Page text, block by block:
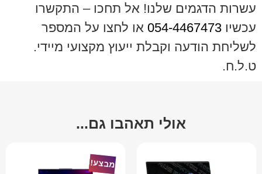
עשרות הדגמים שלנו! אל תחכו – התקשרו
עכשיו 054-4467473 או לחצו על המספר
לשליחת הודעה וקבלת ייעוץ מקצועי מיידי.
ט.ל.ח.
אולי תאהבו גם...
מבצע!